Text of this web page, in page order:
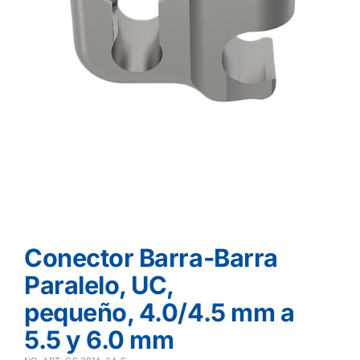
Conector Barra-Barra
Paralelo, UC,
pequeño, 4.0/4.5 mm a
5.5 y 6.0 mm